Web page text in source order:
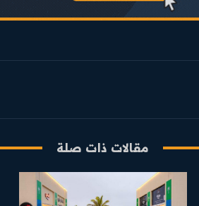
مقالات ذات صلة